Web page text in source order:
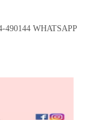
490144 WHATSAPP